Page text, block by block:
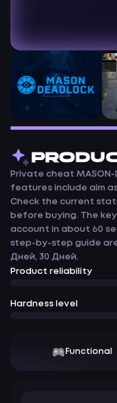
Private cheat
features include aim
Check the current
before buying. The
account in about 60
step-by-step guide are
Дней, 30 Дней.
Product reliability
Hardness level
Functional